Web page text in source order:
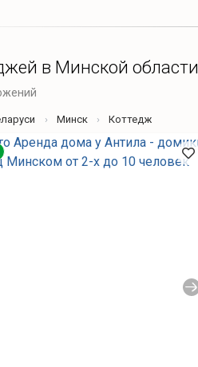
в Минской области
Минск Коттедж